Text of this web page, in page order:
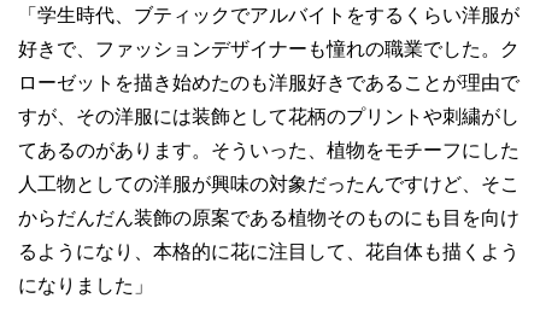
「学生時代、ブティックでアルバイトをするくらい洋服が
好きで、ファッションデザイナーも憧れの職業でした。ク
ローゼットを描き始めたのも洋服好きであることが理由で
すが、その洋服には装飾として花柄のプリントや刺繍がし
てあるのがあります。そういった、植物をモチーフにした
人工物としての洋服が興味の対象だったんですけど、そこ
からだんだん装飾の原案である植物そのものにも目を向け
るようになり、本格的に花に注目して、花自体も描くよう
になりました」